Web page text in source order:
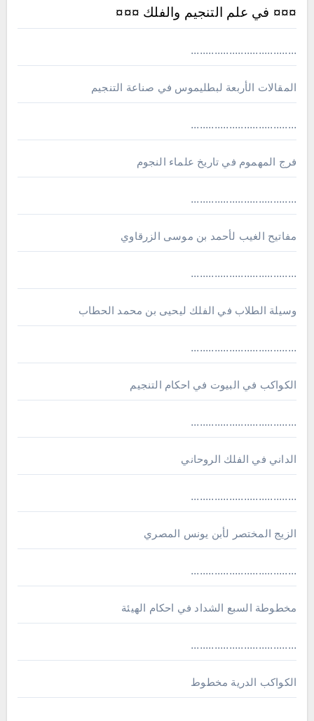
¤¤¤ في علم التنجيم والفلك ¤¤¤
....................................
المقالات الأربعة لبطليموس في صناعة التنجيم
....................................
فرج المهموم في تاريخ علماء النجوم
....................................
مفاتيح الغيب لأحمد بن موسى الزرقاوي
....................................
وسيلة الطلاب في الفلك ليحيى بن محمد الحطاب
....................................
الكواكب في البيوت في احكام التنجيم
....................................
الداني في الفلك الروحاني
....................................
الزيج المختصر لأبن يونس المصري
....................................
مخطوطة السبع الشداد في احكام الهيئة
....................................
الكواكب الدرية مخطوط